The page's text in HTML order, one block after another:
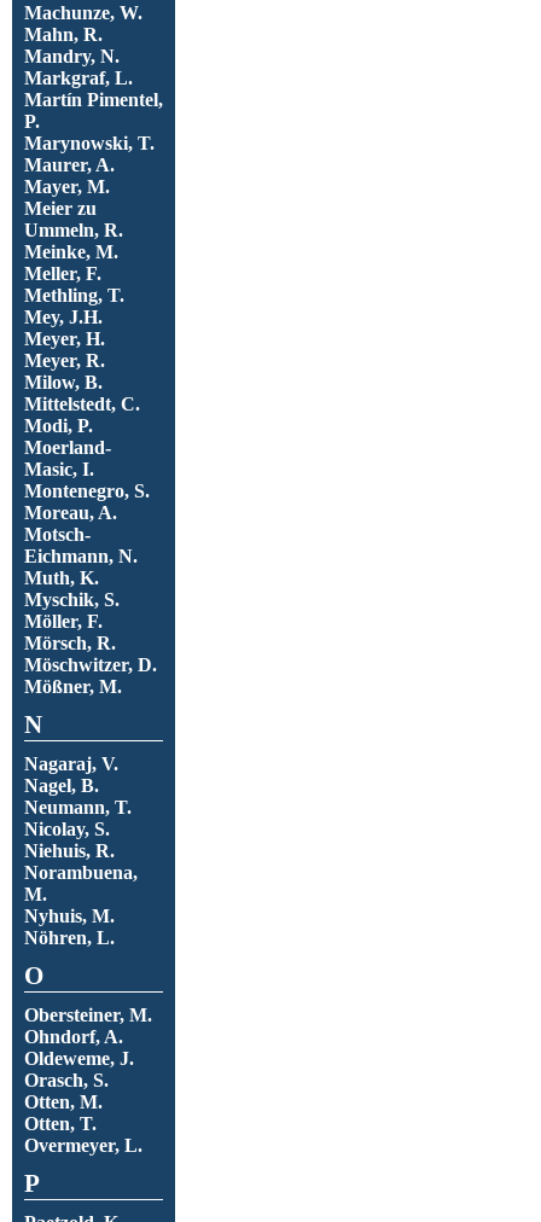
Machunze, W.
Mahn, R.
Mandry, N.
Markgraf, L.
Martín Pimentel,
P.
Marynowski, T.
Maurer, A.
Mayer, M.
Meier zu
Ummeln, R.
Meinke, M.
Meller, F.
Methling, T.
Mey, J.H.
Meyer, H.
Meyer, R.
Milow, B.
Mittelstedt, C.
Modi, P.
Moerland-
Masic, I.
Montenegro, S.
Moreau, A.
Motsch-
Eichmann, N.
Muth, K.
Myschik, S.
Möller, F.
Mörsch, R.
Möschwitzer, D.
Mößner, M.
N
Nagaraj, V.
Nagel, B.
Neumann, T.
Nicolay, S.
Niehuis, R.
Norambuena,
M.
Nyhuis, M.
Nöhren, L.
O
Obersteiner, M.
Ohndorf, A.
Oldeweme, J.
Orasch, S.
Otten, M.
Otten, T.
Overmeyer, L.
P